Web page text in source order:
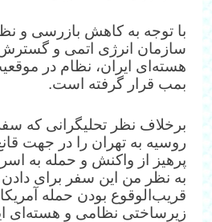
با توجه به کاهش بازرسی و
سازمان انرژی اتمی و
هسته‌ای ایران، نظام در
بمب قرار گرفته است.
برخلاف نظر تحلیگرانی که
روسیه به تهران را در جهت
پرهیز از واکنش و حمله به
به نظر من این سفر برای
قریب‌الوقوع بودن حمله
زیرساختی نظامی و هسته‌ای